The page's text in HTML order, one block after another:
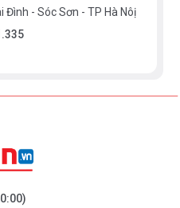
- Sóc Sơn - TP Hà Nôị